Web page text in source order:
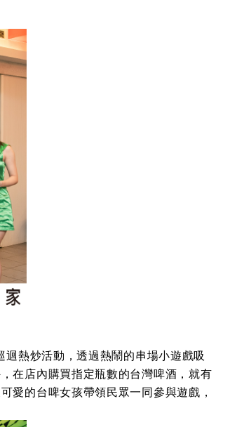
熱炒活動，透過熱鬧的串場小遊戲吸
在店內購買指定瓶數的台灣啤酒，就有
愛的台啤女孩帶領民眾一同參與遊戲，